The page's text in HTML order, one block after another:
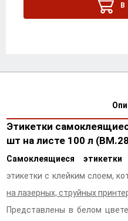
В
Этикетки
шт на листе 100 л
Самоклеящиеся этикетки
этикетки с клейким слоем,
на лазерных, струйных
Представлены в белом